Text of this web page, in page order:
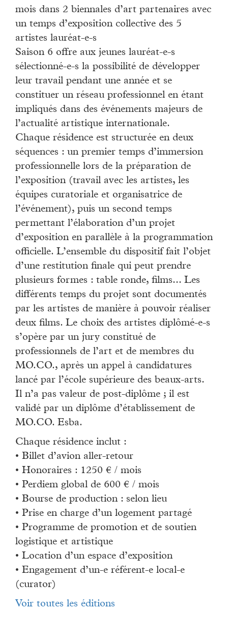
mois dans 2 biennales d’art partenaires avec
un temps d’exposition collective des 5
artistes lauréat-e-s
Saison 6 offre aux jeunes lauréat-e-s
sélectionné-e-s la possibilité de développer
leur travail pendant une année et se
constituer un réseau professionnel en étant
impliqués dans des événements majeurs de
l’actualité artistique internationale.
Chaque résidence est structurée en deux
séquences : un premier temps d’immersion
professionnelle lors de la préparation de
l’exposition (travail avec les artistes, les
équipes curatoriale et organisatrice de
l’événement), puis un second temps
permettant l’élaboration d’un projet
d’exposition en parallèle à la programmation
officielle. L’ensemble du dispositif fait l’objet
d’une restitution finale qui peut prendre
plusieurs formes : table ronde, films... Les
différents temps du projet sont documentés
par les artistes de manière à pouvoir réaliser
deux films. Le choix des artistes diplômé-e-s
s’opère par un jury constitué de
professionnels de l’art et de membres du
MO.CO., après un appel à candidatures
lancé par l’école supérieure des beaux-arts.
Il n’a pas valeur de post-diplôme ; il est
validé par un diplôme d’établissement de
MO.CO. Esba.
Chaque résidence inclut :
• Billet d’avion aller-retour
• Honoraires : 1250 € / mois
• Perdiem global de 600 € / mois
• Bourse de production : selon lieu
• Prise en charge d’un logement partagé
• Programme de promotion et de soutien
logistique et artistique
• Location d’un espace d’exposition
• Engagement d’un-e référent-e local-e
(curator)
Voir toutes les éditions